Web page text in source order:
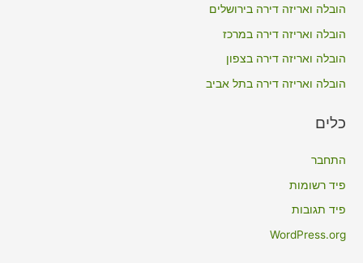
r
:
הובלה ואריזה דירה בירושלים
הובלה ואריזה דירה במרכז
הובלה ואריזה דירה בצפון
הובלה ואריזה דירה בתל אביב
כלים
התחבר
פיד רשומות
פיד תגובות
WordPress.org